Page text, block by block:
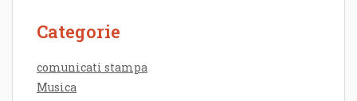
Categorie
comunicati stampa
Musica